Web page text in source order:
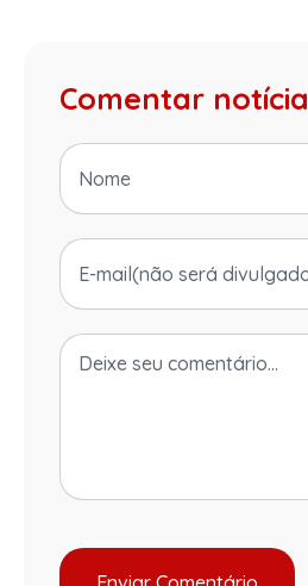
Comentar notícia